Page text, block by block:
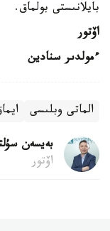
بايلانىستى بولماق.
اۆتور
ءمولدىر سنادين
الماتى وبلىسى
بەيسەن
اۆتور